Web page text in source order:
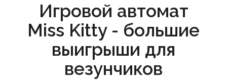
Игровой автомат
Miss Kitty - большие
выигрыши для
везунчиков